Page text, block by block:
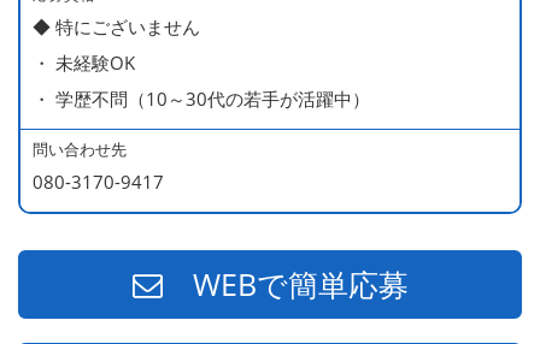
◆ 特にございません
・ 未経験OK
・ 学歴不問（10～30代の若手が活躍中）
問い合わせ先
080-3170-9417
WEBで簡単応募